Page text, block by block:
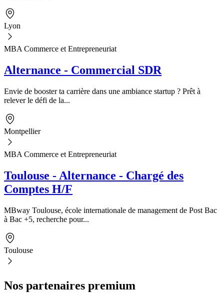
Lyon
MBA Commerce et Entrepreneuriat
Alternance - Commercial SDR
Envie de booster ta carrière dans une ambiance startup ? Prêt à
relever le défi de la...
Montpellier
MBA Commerce et Entrepreneuriat
Toulouse - Alternance - Chargé des
Comptes H/F
MBway Toulouse, école internationale de management de Post Bac
à Bac +5, recherche pour...
Toulouse
Nos partenaires premium